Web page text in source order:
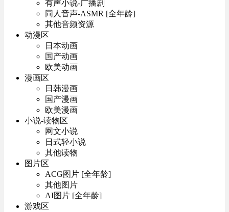
有声小说-广播剧
同人音声-ASMR [全年龄]
其他音频资源
动漫区
日本动画
国产动画
欧美动画
漫画区
日韩漫画
国产漫画
欧美漫画
小说-读物区
网文小说
日式轻小说
其他读物
图片区
ACG图片 [全年龄]
其他图片
AI图片 [全年龄]
游戏区